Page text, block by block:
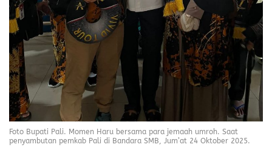
Foto Bupati Pali. Momen Haru bersama para jemaah umroh. Saat
penyambutan pemkab Pali di Bandara SMB, Jum’at 24 Oktober 2025.